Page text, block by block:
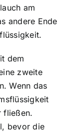
am
andere Ende
dem
zweite
Wenn das
fließen.
bevor die